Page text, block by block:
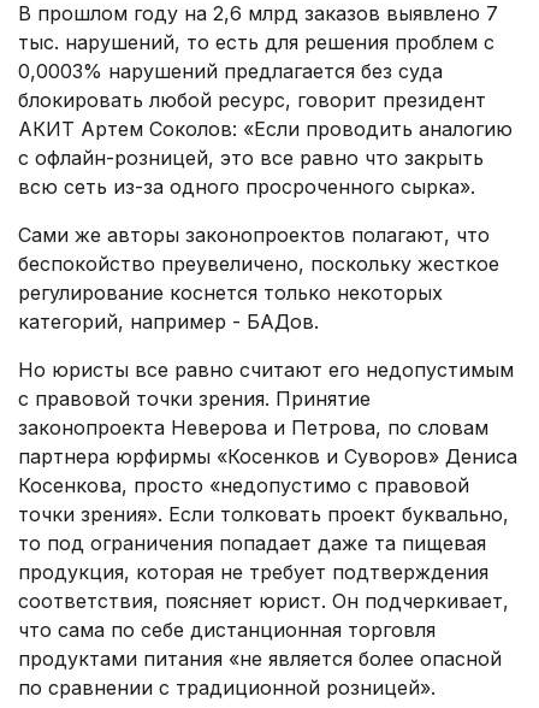
В прошлом году на 2,6 млрд заказов выявлено 7
тыс. нарушений, то есть для решения проблем с
0,0003% нарушений предлагается без суда
блокировать любой ресурс, говорит президент
АКИТ Артем Соколов: «Если проводить аналогию
с офлайн-розницей, это все равно что закрыть
всю сеть из-за одного просроченного сырка».
Сами же авторы законопроектов полагают, что
беспокойство преувеличено, поскольку жесткое
регулирование коснется только некоторых
категорий, например - БАДов.
Но юристы все равно считают его недопустимым
с правовой точки зрения. Принятие
законопроекта Неверова и Петрова, по словам
партнера юрфирмы «Косенков и Суворов» Дениса
Косенкова, просто «недопустимо с правовой
точки зрения». Если толковать проект буквально,
то под ограничения попадает даже та пищевая
продукция, которая не требует подтверждения
соответствия, поясняет юрист. Он подчеркивает,
что сама по себе дистанционная торговля
продуктами питания «не является более опасной
по сравнении с традиционной розницей».